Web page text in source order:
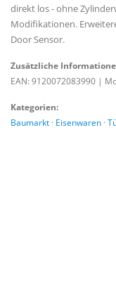
direkt los - ohne
Modifikationen.
Door Sensor.
Zusätzliche
EAN: 9120072083990 |
Kategorien:
Baumarkt · Eisenwaren ·